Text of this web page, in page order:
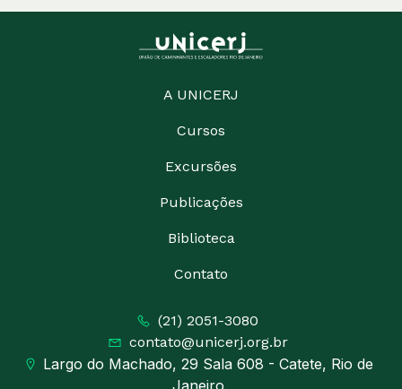
A UNICERJ
Cursos
Excursões
Publicações
Biblioteca
Contato
(21) 2051-3080
contato@unicerj.org.br
Largo do Machado, 29 Sala 608 - Catete, Rio de